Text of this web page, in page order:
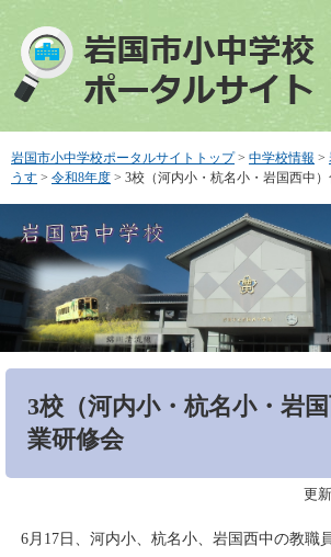
で
す
ば
し
文
へ
岩国市小中学校ポータルサイトトップ > 中学校情報 >
うす > 令和8年度 > 3校（河内小・杭名小・岩国西中
3校（河内小・杭名小・岩
業研修会
更
6月17日、河内小、杭名小、岩国西中の教職